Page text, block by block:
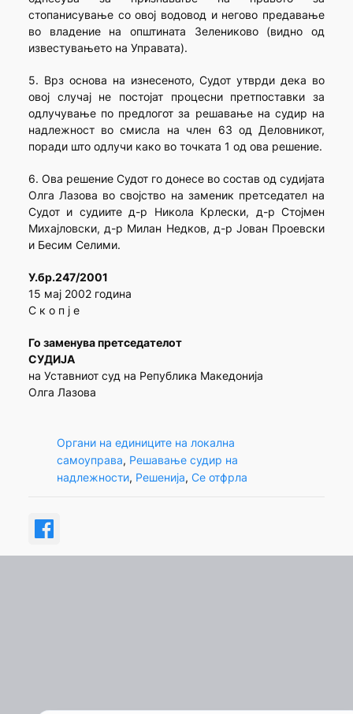
стопанисување со овој водовод и негово предавање
во владение на општината Зелениково (видно од
известувањето на Управата).
5. Врз основа на изнесеното, Судот утврди дека во
овој случај не постојат процесни претпоставки за
одлучување по предлогот за решавање на судир на
надлежност во смисла на член 63 од Деловникот,
поради што одлучи како во точката 1 од ова решение.
6. Ова решение Судот го донесе во состав од судијата
Олга Лазова во својство на заменик претседател на
Судот и судиите д-р Никола Крлески, д-р Стојмен
Михајловски, д-р Милан Недков, д-р Јован Проевски
и Бесим Селими.
У.бр.247/2001
15 мај 2002 година
С к о п ј е
Го заменува претседателот
СУДИЈА
на Уставниот суд на Република Македонија
Олга Лазова
Органи на единиците на локална
самоуправа, Решавање судир на
надлежности, Решенија, Се отфрла